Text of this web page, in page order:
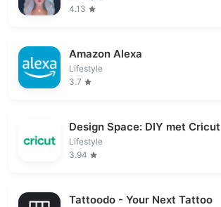
4.13
Amazon Alexa
Lifestyle
3.7
Design Space: DIY met Cricut
Lifestyle
3.94
Tattoodo - Your Next Tattoo